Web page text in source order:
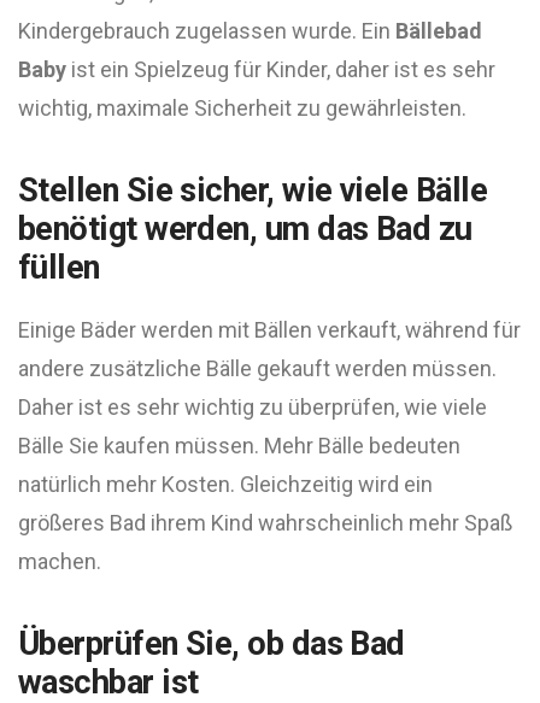
Kindergebrauch zugelassen wurde. Ein Bällebad
Baby ist ein Spielzeug für Kinder, daher ist es sehr
wichtig, maximale Sicherheit zu gewährleisten.
Stellen Sie sicher, wie viele Bälle
benötigt werden, um das Bad zu
füllen
Einige Bäder werden mit Bällen verkauft, während für
andere zusätzliche Bälle gekauft werden müssen.
Daher ist es sehr wichtig zu überprüfen, wie viele
Bälle Sie kaufen müssen. Mehr Bälle bedeuten
natürlich mehr Kosten. Gleichzeitig wird ein
größeres Bad ihrem Kind wahrscheinlich mehr Spaß
machen.
Überprüfen Sie, ob das Bad
waschbar ist